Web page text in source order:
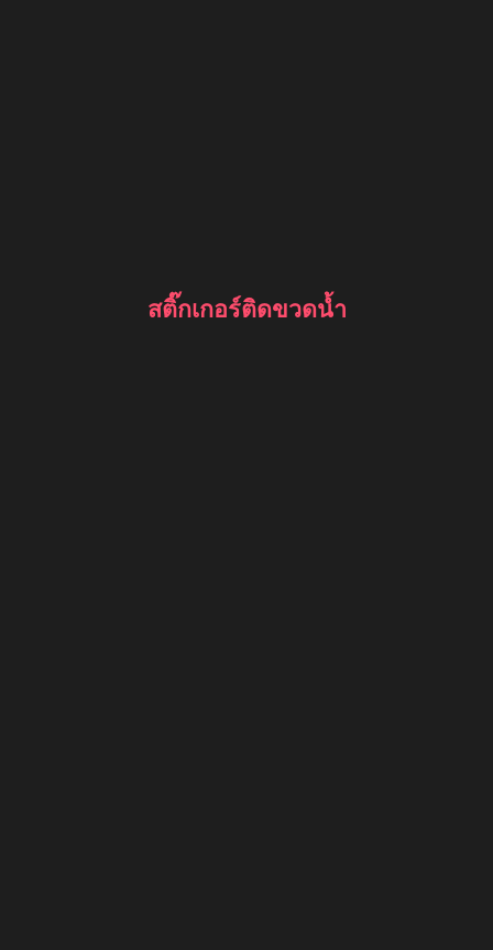
สติ๊กเกอร์ติดขวดน้ำ